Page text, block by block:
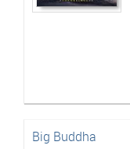
Big Buddha